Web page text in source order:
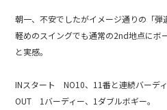
k
朝一、不安でしたがイメージ通りの「弾
軽めのスイングでも通常の2nd地点にボ
と実感。
INスタート NO10、11番と連続バー
OUT 1バーディー、1ダブルボギー。